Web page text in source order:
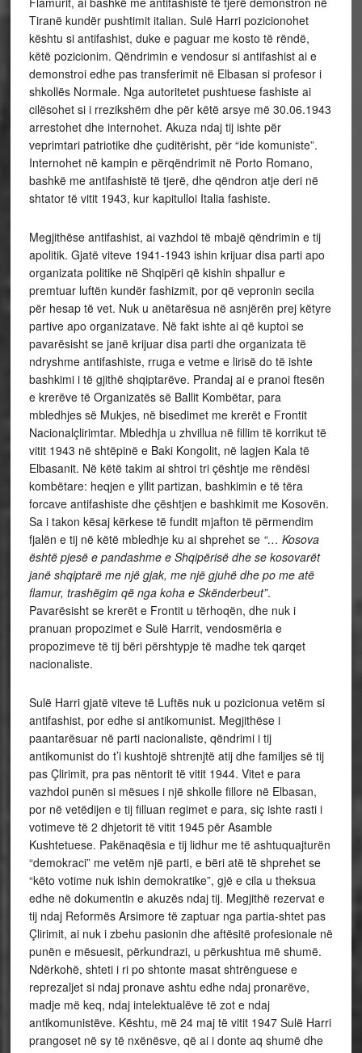
Tiranë kundër pushtimit italian. Sulë Harri pozicionohet
kështu si antifashist, duke e paguar me kosto të rëndë,
këtë pozicionim. Qëndrimin e vendosur si antifashist ai e
demonstroi edhe pas transferimit në Elbasan si profesor i
shkollës Normale. Nga autoritetet pushtuese fashiste ai
cilësohet si i rrezikshëm dhe për këtë arsye më 30.06.1943
arrestohet dhe internohet. Akuza ndaj tij ishte për
veprimtari patriotike dhe çuditërisht, për “ide komuniste”.
Internohet në kampin e përqëndrimit në Porto Romano,
bashkë me antifashistë të tjerë, dhe qëndron atje deri në
shtator të vitit 1943, kur kapitulloi Italia fashiste.
Megjithëse antifashist, ai vazhdoi të mbajë qëndrimin e tij
apolitik. Gjatë viteve 1941-1943 ishin krijuar disa parti apo
organizata politike në Shqipëri që kishin shpallur e
premtuar luftën kundër fashizmit, por që vepronin secila
për hesap të vet. Nuk u anëtarësua në asnjërën prej këtyre
partive apo organizatave. Në fakt ishte ai që kuptoi se
pavarësisht se janë krijuar disa parti dhe organizata të
ndryshme antifashiste, rruga e vetme e lirisë do të ishte
bashkimi i të gjithë shqiptarëve. Prandaj ai e pranoi ftesën
e krerëve të Organizatës së Ballit Kombëtar, para
mbledhjes së Mukjes, në bisedimet me krerët e Frontit
Nacionalçlirimtar. Mbledhja u zhvillua në fillim të korrikut të
vitit 1943 në shtëpinë e Baki Kongolit, në lagjen Kala të
Elbasanit. Në këtë takim ai shtroi tri çështje me rëndësi
kombëtare: heqjen e yllit partizan, bashkimin e të tëra
forcave antifashiste dhe çështjen e bashkimit me Kosovën.
Sa i takon kësaj kërkese të fundit mjafton të përmendim
fjalën e tij në këtë mbledhje ku ai shprehet se “… Kosova
është pjesë e pandashme e Shqipërisë dhe se kosovarët
janë shqiptarë me një gjak, me një gjuhë dhe po me atë
flamur, trashëgim që nga koha e Skënderbeut”.
Pavarësisht se krerët e Frontit u tërhoqën, dhe nuk i
pranuan propozimet e Sulë Harrit, vendosmëria e
propozimeve të tij bëri përshtypje të madhe tek qarqet
nacionaliste.
Sulë Harri gjatë viteve të Luftës nuk u pozicionua vetëm si
antifashist, por edhe si antikomunist. Megjithëse i
paantarësuar në parti nacionaliste, qëndrimi i tij
antikomunist do t’i kushtojë shtrenjtë atij dhe familjes së tij
pas Çlirimit, pra pas nëntorit të vitit 1944. Vitet e para
vazhdoi punën si mësues i një shkolle fillore në Elbasan,
por në vetëdijen e tij filluan regimet e para, siç ishte rasti i
votimeve të 2 dhjetorit të vitit 1945 për Asamble
Kushtetuese. Pakënaqësia e tij lidhur me të ashtuquajturën
“demokraci” me vetëm një parti, e bëri atë të shprehet se
“këto votime nuk ishin demokratike”, gjë e cila u theksua
edhe në dokumentin e akuzës ndaj tij. Megjithë rezervat e
tij ndaj Reformës Arsimore të zaptuar nga partia-shtet pas
Çlirimit, ai nuk i zbehu pasionin dhe aftësitë profesionale në
punën e mësuesit, përkundrazi, u përkushtua më shumë.
Ndërkohë, shteti i ri po shtonte masat shtrënguese e
reprezaljet si ndaj pronave ashtu edhe ndaj pronarëve,
madje më keq, ndaj intelektualëve të zot e ndaj
antikomunistëve. Kështu, më 24 maj të vitit 1947 Sulë Harri
prangoset në sy të nxënësve, që ai i donte aq shumë dhe